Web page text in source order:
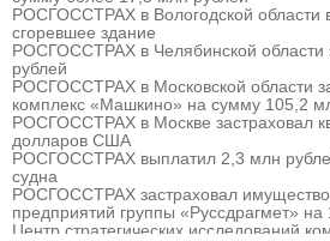
РОСГОССТРАХ в Вологодской области
сгоревшее здание
РОСГОССТРАХ в Челябинской области
рублей
РОСГОССТРАХ в Московской области
комплекс «Машкино» на сумму 105,2
РОСГОССТРАХ в Москве застраховал
долларов США
РОСГОССТРАХ выплатил 2,3 млн
судна
РОСГОССТРАХ застраховал имущество
предприятий группы «Руссдрагмет»
Центр стратегических исследований